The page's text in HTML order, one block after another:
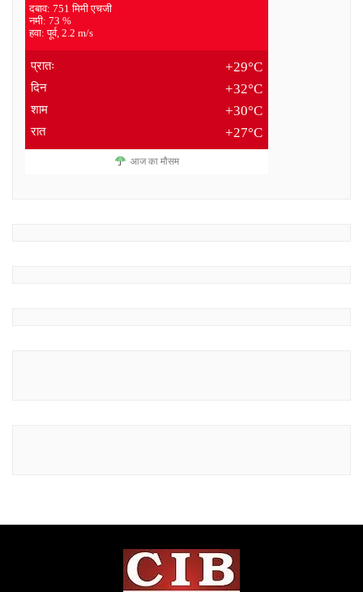
दबाव: 751 मिमी एचजी
नमी: 73 %
हवा: पूर्व, 2.2 m/s
प्रातः +29°C
दिन +32°C
शाम +30°C
रात +27°C
आज का मौसम